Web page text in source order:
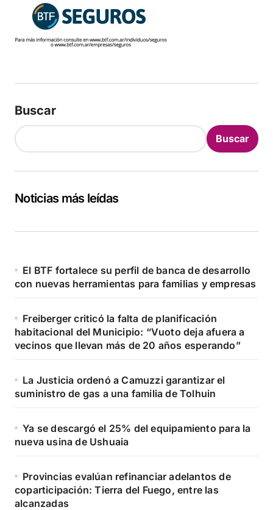
Buscar
Buscar
Noticias más leídas
El BTF fortalece su perfil de banca de desarrollo
con nuevas herramientas para familias y empresas
Freiberger criticó la falta de planificación
habitacional del Municipio: “Vuoto deja afuera a
vecinos que llevan más de 20 años esperando”
La Justicia ordenó a Camuzzi garantizar el
suministro de gas a una familia de Tolhuin
Ya se descargó el 25% del equipamiento para la
nueva usina de Ushuaia
Provincias evalúan refinanciar adelantos de
coparticipación: Tierra del Fuego, entre las
alcanzadas